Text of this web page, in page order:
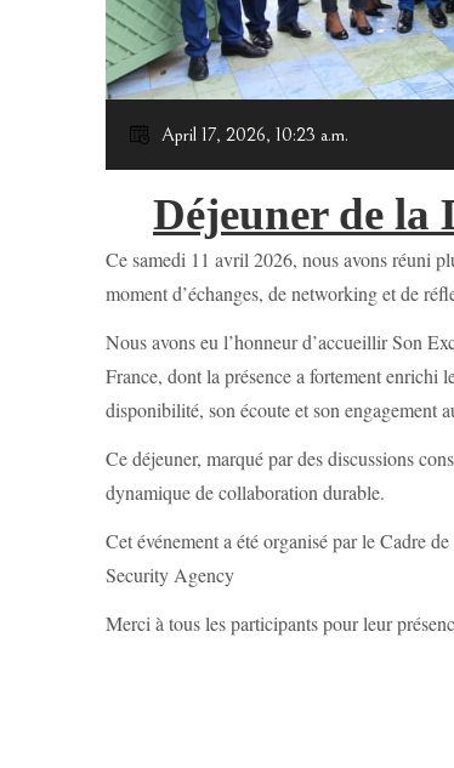
April 17, 2026, 10:23 a.m.
Déjeuner de la
Ce samedi 11 avril 2026, nous avons réuni
moment d’échanges, de networking et de
Nous avons eu l’honneur d’accueillir Son
France, dont la présence a fortement enrichi
disponibilité, son écoute et son engagement
Ce déjeuner, marqué par des discussions
dynamique de collaboration durable.
Cet événement a été organisé par le Cadre
Security Agency
Merci à tous les participants pour leur